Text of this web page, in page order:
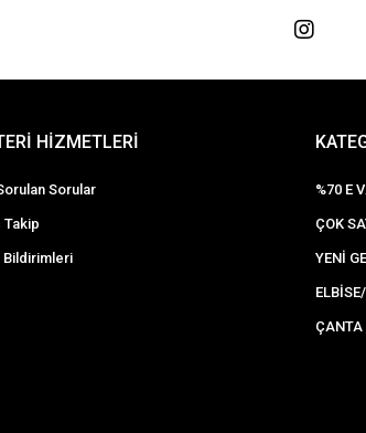
HİZMETLERİ
Sorular
Takip
Bildirimleri
%70 E
ÇOK
YENİ
ÇANTA